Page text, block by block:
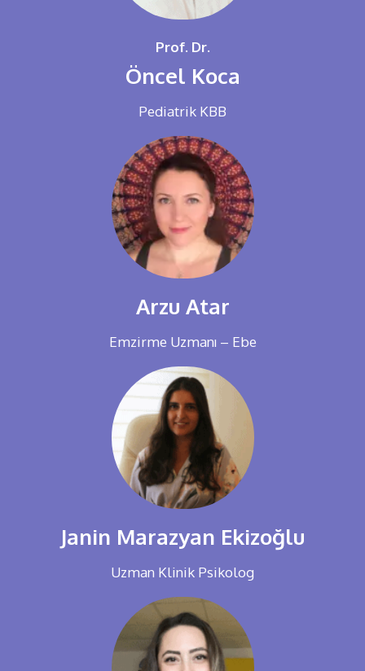
Prof. Dr.
Öncel Koca
Pediatrik KBB
Arzu Atar
Emzirme Uzmanı – Ebe
Janin Marazyan Ekizoğlu
Uzman Klinik Psikolog